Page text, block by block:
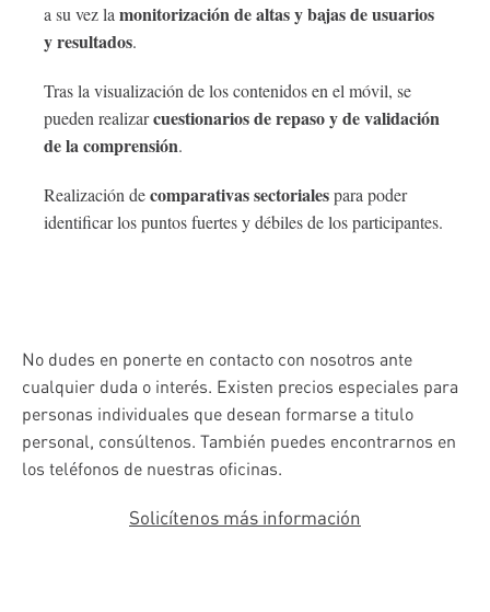
a su vez la monitorización de altas y bajas de usuarios
y resultados.
Tras la visualización de los contenidos en el móvil, se
pueden realizarcuestionarios de repaso y de validación
de la comprensión.
Realización decomparativas sectorialespara poder
identificar los puntos fuertes y débiles de los participantes.
No dudes en ponerte en contacto con nosotros ante
cualquier duda o interés. Existen precios especiales para
personas individuales que desean formarse a titulo
personal, consúltenos. También puedes encontrarnos en
los teléfonos de nuestras oficinas.
Solicítenos más información